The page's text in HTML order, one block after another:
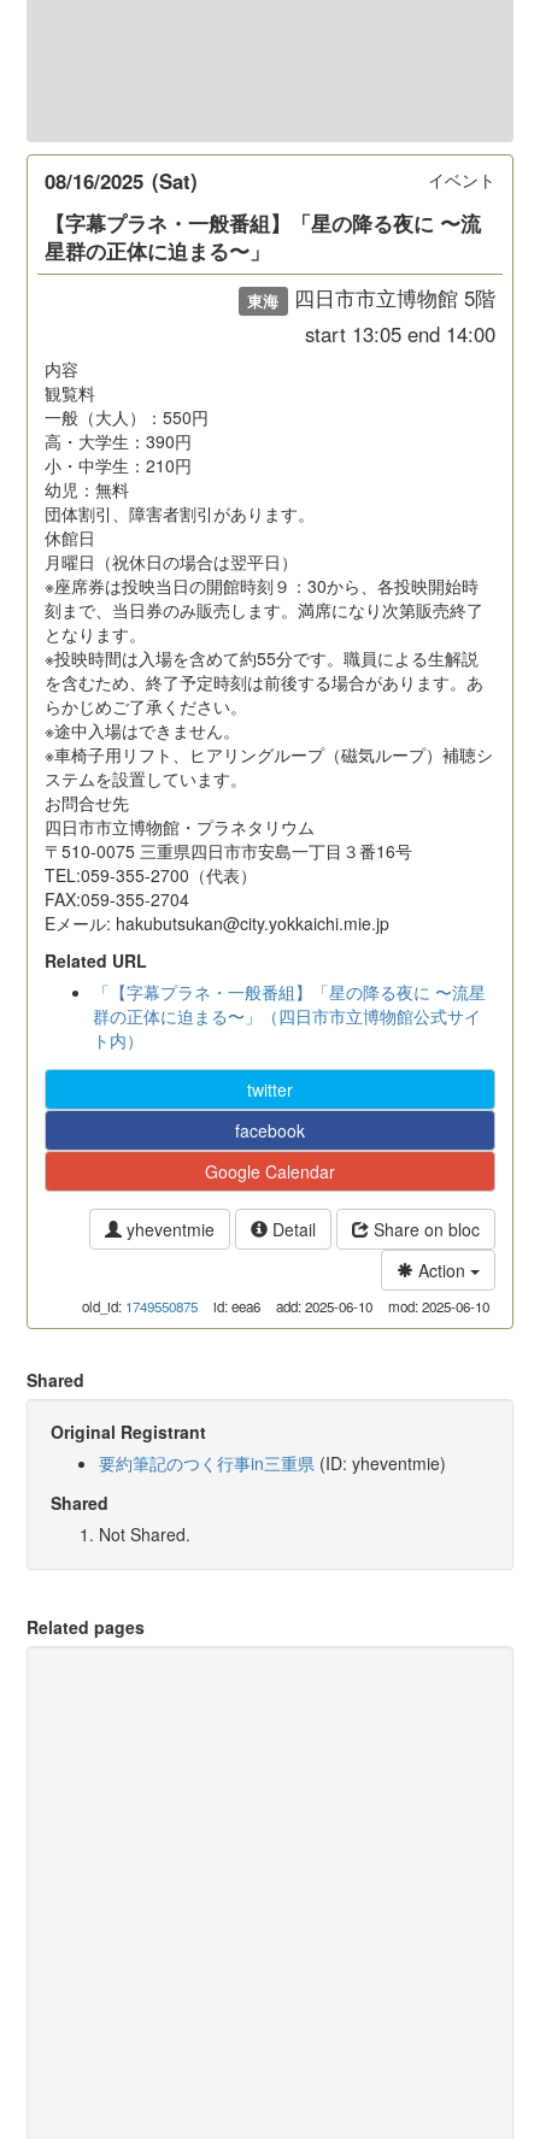
イベント
08/16/2025 (Sat)
【字幕プラネ・一般番組】「星の降る夜に 〜流
星群の正体に迫まる〜」
東海
四日市市立博物館 5階
start 13:05 end 14:00
内容
観覧料
一般（大人）：550円
高・大学生：390円
小・中学生：210円
幼児：無料
団体割引、障害者割引があります。
休館日
月曜日（祝休日の場合は翌平日）
※座席券は投映当日の開館時刻９：30から、各投映開始時
刻まで、当日券のみ販売します。満席になり次第販売終了
となります。
※投映時間は入場を含めて約55分です。職員による生解説
を含むため、終了予定時刻は前後する場合があります。あ
らかじめご了承ください。
※途中入場はできません。
※車椅子用リフト、ヒアリングループ（磁気ループ）補聴シ
ステムを設置しています。
お問合せ先
四日市市立博物館・プラネタリウム
〒510-0075 三重県四日市市安島一丁目３番16号
TEL:059-355-2700（代表）
FAX:059-355-2704
Eメール: hakubutsukan@city.yokkaichi.mie.jp
Related URL
「【字幕プラネ・一般番組】「星の降る夜に 〜流星
群の正体に迫まる〜」（四日市市立博物館公式サイ
ト内）
twitter
facebook
Google Calendar
yheventmie Detail
Share on bloc
Action
old_id: 1749550875 id: eea6 add: 2025-06-10 mod: 2025-06-10
Shared
Original Registrant
要約筆記のつく行事in三重県 (ID: yheventmie)
Shared
Not Shared.
Related pages